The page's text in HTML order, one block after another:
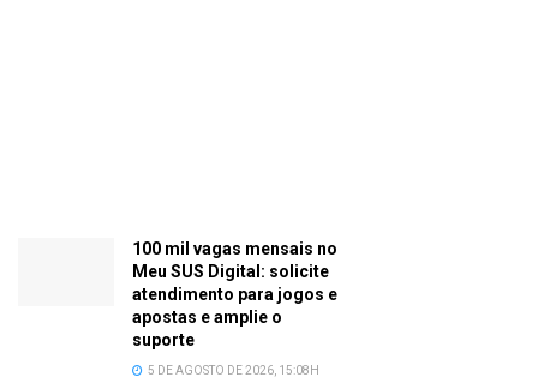
100 mil vagas mensais no
Meu SUS Digital: solicite
atendimento para jogos e
apostas e amplie o
suporte
5 DE AGOSTO DE 2026, 15:08H